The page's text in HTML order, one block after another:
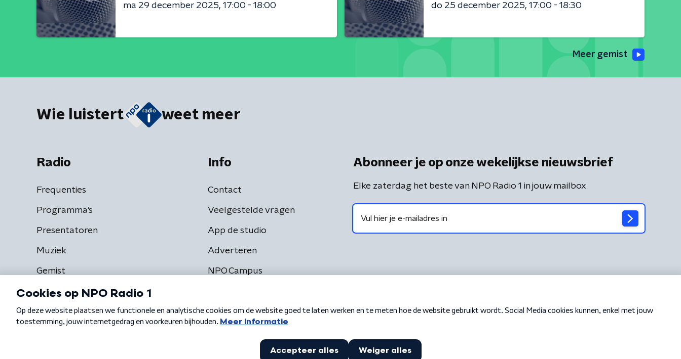
ma 29 december 2025 17:00 - 18:00
do 25 december 2025 17:00 - 18:30
Meer gemist
Wie luistert weet meer
Radio
Frequenties
Programma's
Presentatoren
Muziek
Gemist
Info
Contact
Veelgestelde vragen
App de studio
Adverteren
NPO Campus
Abonneer je op onze wekelijkse nieuwsbrief
Elke zaterdag het beste van NPO Radio 1 in jouw mailbox
Algemene voorwaarden Privacybeleid